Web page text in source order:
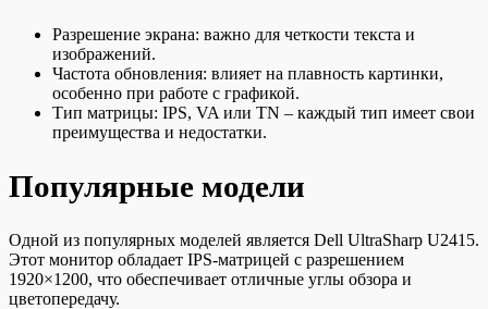
Разрешение экрана: важно для четкости текста и
изображений.
Частота обновления: влияет на плавность картинки,
особенно при работе с графикой.
Тип матрицы: IPS, VA или TN – каждый тип имеет свои
преимущества и недостатки.
Популярные модели
Одной из популярных моделей является Dell UltraSharp U2415.
Этот монитор обладает IPS-матрицей с разрешением
1920×1200, что обеспечивает отличные углы обзора и
цветопередачу.